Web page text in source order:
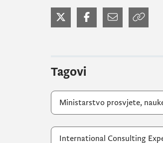
Tagovi
Ministarstvo prosvjete,
International Consulting